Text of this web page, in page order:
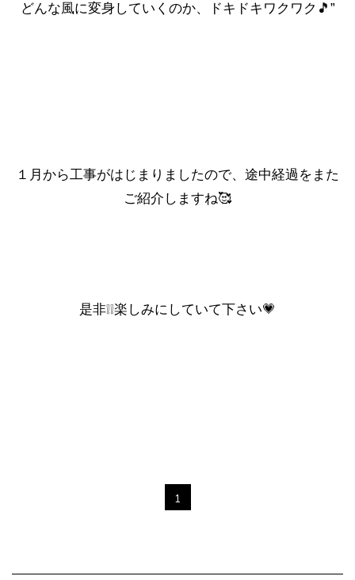
どんな風に変身していくのか、 ドキドキワクワク 🎵”
１月から工事がはじまりましたので、途中経過をまた
ご紹介しますね🥰
是非❕❕楽しみにしていて下さい💗
1